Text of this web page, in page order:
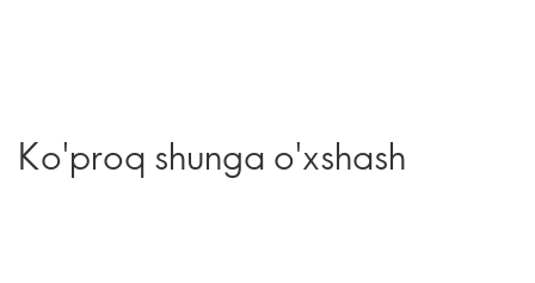
Ko'proq shunga o'xshash